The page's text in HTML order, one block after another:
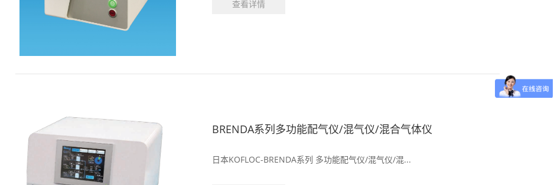
查看详情
BRENDA系列多功能配气仪/混气仪/混合气体仪
日本KOFLOC-BRENDA系列 多功能配气仪/混气仪/混...